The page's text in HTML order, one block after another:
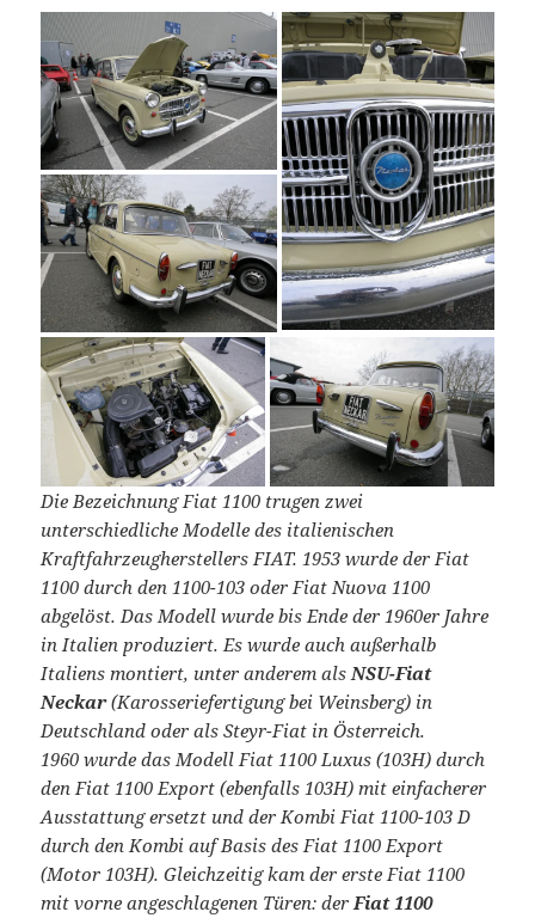
Die Bezeichnung Fiat 1100 trugen zwei
unterschiedliche Modelle des italienischen
Kraftfahrzeugherstellers FIAT. 1953 wurde der Fiat
1100 durch den 1100-103 oder Fiat Nuova 1100
abgelöst. Das Modell wurde bis Ende der 1960er Jahre
in Italien produziert. Es wurde auch außerhalb
Italiens montiert, unter anderem alsNSU-Fiat
Neckar(Karosseriefertigung bei Weinsberg) in
Deutschland oder als Steyr-Fiat in Österreich.
1960 wurde das Modell Fiat 1100 Luxus (103H) durch
den Fiat 1100 Export (ebenfalls 103H) mit einfacherer
Ausstattung ersetzt und der Kombi Fiat 1100-103 D
durch den Kombi auf Basis des Fiat 1100 Export
(Motor 103H). Gleichzeitig kam der erste Fiat 1100
mit vorne angeschlagenen Türen: derFiat 1100